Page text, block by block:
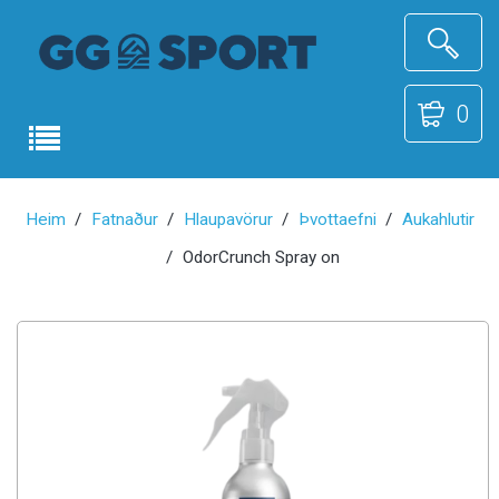
0
Heim Fatnaður Hlaupavörur Þvottaefni
Aukahlutir
OdorCrunch Spray on